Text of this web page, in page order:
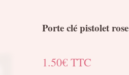
Porte clé pistolet rose
1.50€ TTC